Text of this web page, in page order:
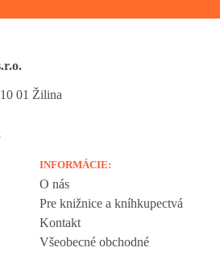
01 Žilina
INFORMÁCIE:
O nás
Pre knižnice a kníhkupectvá
Kontakt
Všeobecné obchodné